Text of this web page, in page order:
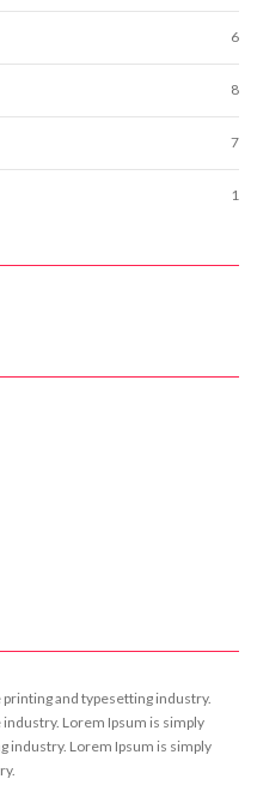
6
8
7
1
and typesetting industry.
Lorem Ipsum is simply
industry. Lorem Ipsum is simply